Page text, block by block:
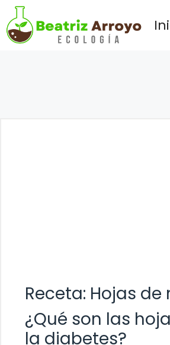
Saltar
al
contenido
Receta: Hojas
¿Qué son las
la diabetes?